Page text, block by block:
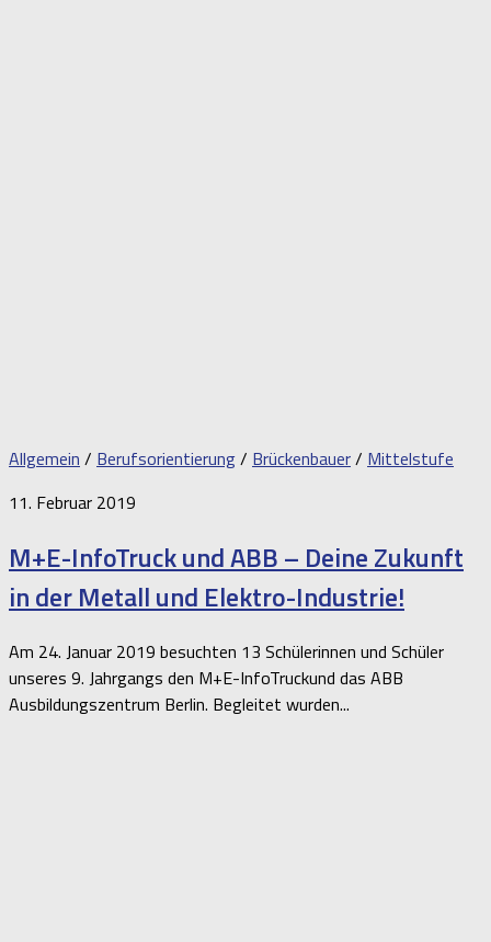
Allgemein / Berufsorientierung/ Brückenbauer/ Mittelstufe
11. Februar 2019
M+E-InfoTruck und ABB – Deine Zukunft
in der Metall und Elektro-Industrie!
Am 24. Januar 2019 besuchten 13 Schülerinnen und Schüler
unseres 9. Jahrgangs den M+E-InfoTruckund das ABB
Ausbildungszentrum Berlin. Begleitet wurden...